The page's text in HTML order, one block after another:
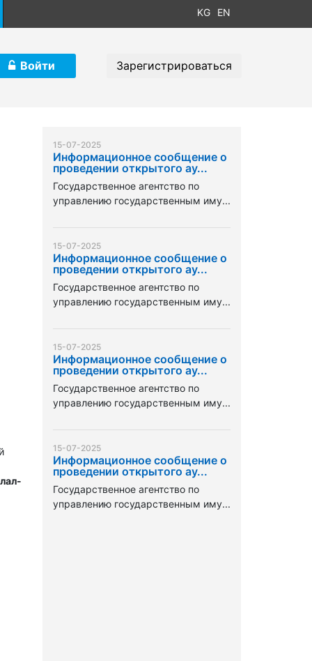
KG EN
Войти Зарегистрироваться
15-07-2025
Информационное сообщение о
проведении открытого ау...
Государственное агентство по
управлению государственным иму...
15-07-2025
Информационное сообщение о
проведении открытого ау...
Государственное агентство по
управлению государственным иму...
15-07-2025
Информационное сообщение о
проведении открытого ау...
Государственное агентство по
управлению государственным иму...
15-07-2025
Информационное сообщение о
проведении открытого ау...
Государственное агентство по
управлению государственным иму...